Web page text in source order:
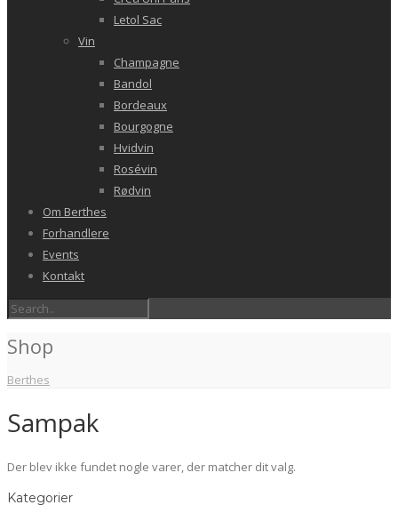
Letol Sac
Vin
Champagne
Bandol
Bordeaux
Bourgogne
Hvidvin
Rosévin
Rødvin
Om Berthes
Forhandlere
Events
Kontakt
Shop
Berthes
Sampak
Der blev ikke fundet nogle varer, der matcher dit valg.
Kategorier